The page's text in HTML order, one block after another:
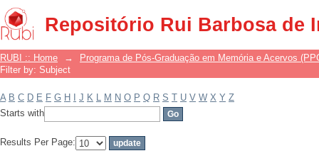
Repositório Rui Barbosa de
Filter by: Subject
RUBI :: Home →
Programa de Pós-Graduação em Memória e Acervos
Filter by: Subject
A B C D E F G H J K L M N O P Q R S T U V W X Y Z
Starts with
Results Per Page: